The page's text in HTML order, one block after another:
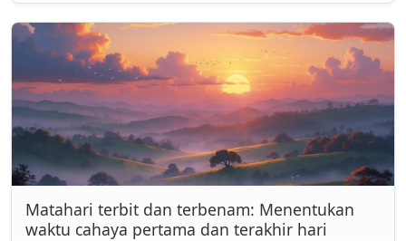
Matahari terbit dan terbenam: Menentukan
waktu cahaya pertama dan terakhir hari